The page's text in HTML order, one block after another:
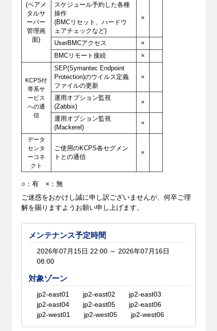
(ベアメ
タルサ
ーバー
管理画
面)
スケジュール予約した各種
操作
(BMCリセット、ハードウ
ェアチェックなど)
×
UserBMCアクセス
×
BMCリモート接続
×
KCPS付
帯系サ
ービス
への通
信
SEP(Symantec Endpoint
Protection)のウイルス定義
ファイルの更新
×
運用オプション監視
(Zabbix)
×
運用オプション監視
(Mackerel)
×
データ
センタ
ーコネ
クト
ご使用のKCPS各セグメン
トとの通信
×
○：有 ×：無
ご迷惑をおかけし誠に申し訳ございませんが、何卒ご理
解を賜りますようお願い申し上げます。
メンテナンス予定時間
2026年07月15日 22:00 ～ 2026年07月16日
08:00
対象ゾーン
jp2-east01 jp2-east02
jp2-east03
jp2-east04
jp2-east05
jp2-east06
jp2-west01
jp2-west05 jp2-west06